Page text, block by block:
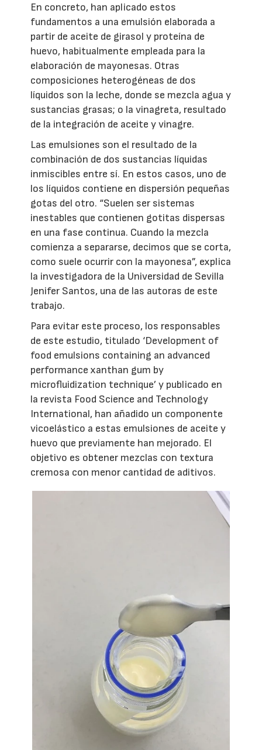
En concreto, han aplicado estos
fundamentos a una emulsión elaborada a
partir de aceite de girasol y proteína de
huevo, habitualmente empleada para la
elaboración de mayonesas. Otras
composiciones heterogéneas de dos
líquidos son la leche, donde se mezcla agua y
sustancias grasas; o la vinagreta, resultado
de la integración de aceite y vinagre.
Las emulsiones son el resultado de la
combinación de dos sustancias líquidas
inmiscibles entre sí. En estos casos, uno de
los líquidos contiene en dispersión pequeñas
gotas del otro. “Suelen ser sistemas
inestables que contienen gotitas dispersas
en una fase continua. Cuando la mezcla
comienza a separarse, decimos que se corta,
como suele ocurrir con la mayonesa”, explica
la investigadora de la Universidad de Sevilla
Jenifer Santos, una de las autoras de este
trabajo.
Para evitar este proceso, los responsables
de este estudio, titulado ‘Development of
food emulsions containing an advanced
performance xanthan gum by
microfluidization technique’ y publicado en
la revista Food Science and Technology
International, han añadido un componente
vicoelástico a estas emulsiones de aceite y
huevo que previamente han mejorado. El
objetivo es obtener mezclas con textura
cremosa con menor cantidad de aditivos.